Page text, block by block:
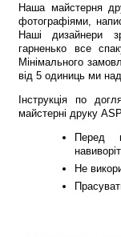
Наша майстерня
фотографіями,
Наші дизайнери
гарненько все
Мінімального
від 5 одиниць ми
Інструкція по
майстерні друку
Перед
навиворіт
Не